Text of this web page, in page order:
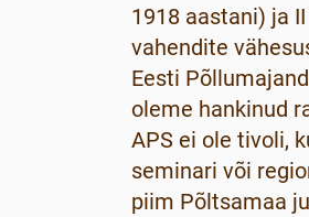
1918 aastani) ja
vahendite
Eesti
oleme hankinud
APS ei ole tivoli,
seminari või
piim Põltsamaa